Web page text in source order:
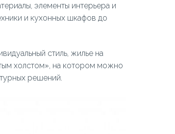
элементы интерьера и
и кухонных шкафов до
стиль, жилье на
холстом», на котором можно
решений.